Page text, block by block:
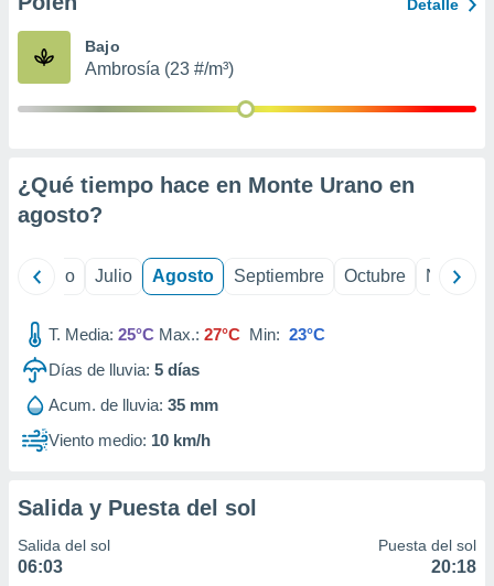
publicidad
1199
Detalle
Bajo
Ambrosía (23 #/m³)
¿Qué tiempo hace en Monte Urano en
agosto?
Junio Julio Agosto Septiembre Octubre
T. Media: 25°C Max.: 27°C Min: 23°C
Días de lluvia: 5 días
Acum. de lluvia: 35 mm
Viento medio: 10 km/h
Salida y Puesta del sol
Salida del sol
06:03
Puesta del sol
20:18